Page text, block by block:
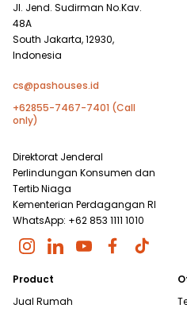
Jl. Jend. Sudirman No.Kav.
48A
South Jakarta, 12930,
Indonesia
cs@pashouses.id
+62855-7467-7401 (Call
only)
Direktorat Jenderal
Perlindungan Konsumen dan
Tertib Niaga
Kementerian Perdagangan RI
WhatsApp: +62 853 1111 1010
Product
Jual Rumah